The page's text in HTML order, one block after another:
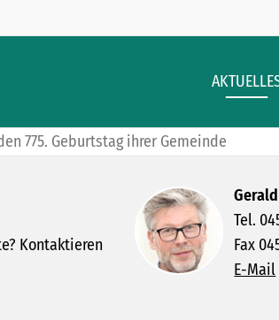
775. Geburtstag ihrer Gemeinde
Kontaktieren
Tel.
Fax
E-Mail